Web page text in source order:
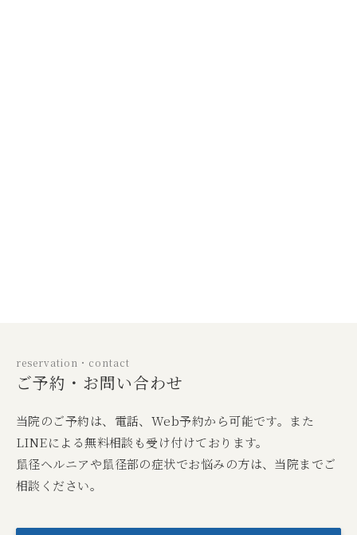
reservation・contact
ご予約・お問い合わせ
当院のご予約は、電話、Web予約から可能です。また
LINEによる無料相談も受け付けております。
鼠径ヘルニアや鼠径部の症状でお悩みの方は、当院までご
相談ください。